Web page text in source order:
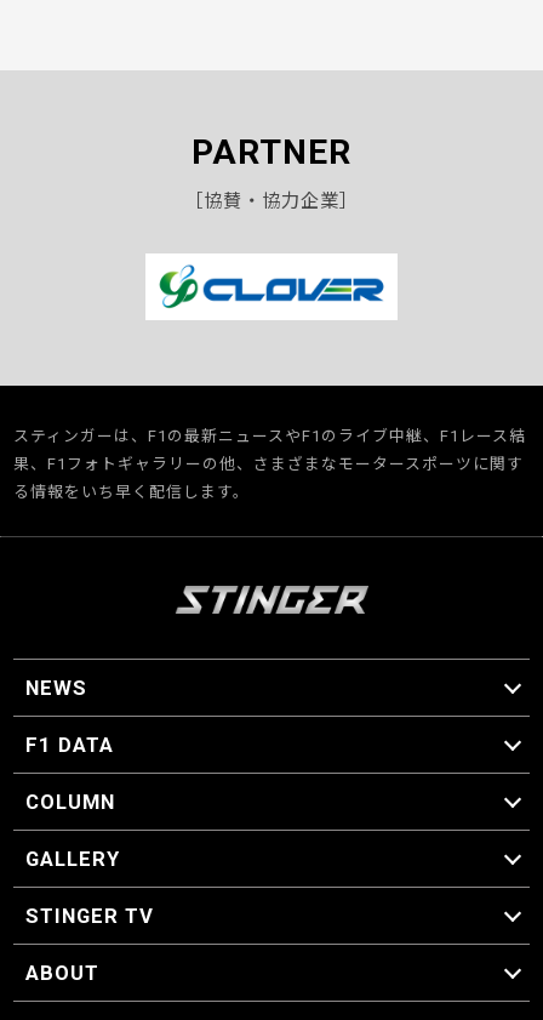
PARTNER
［協賛・協力企業］
スティンガーは、F1の最新ニュースやF1のライブ中継、F1レース結
果、F1フォトギャラリーの他、さまざまなモータースポーツに関す
る情報をいち早く配信します。
NEWS
F1 ニュース
F1 DATA
F1 日程
F1 データ
COLUMN
マイ・ワンダフル・サーキット
スクーデリア・一方通行
F1に燃え、ゴルフに泣く日々。
スティングくんの部屋
GALLERY
GALLERY
STINGER TV
STINGER TV
ABOUT